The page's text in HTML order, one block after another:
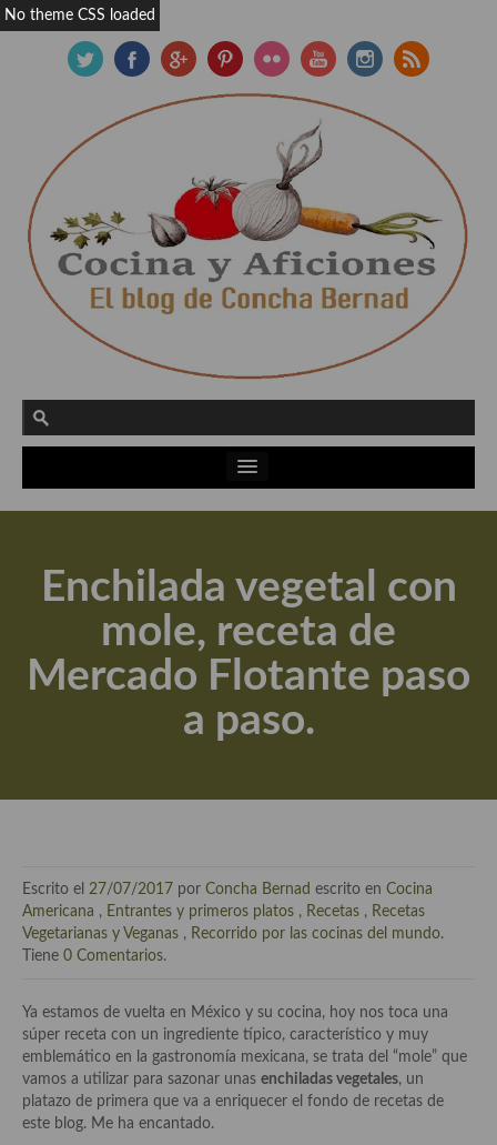
Actualidad y recomendaciones
Apuntes, estudios sobre temas interesantes e importantes
Aceite de Oliva Virgen Extra (AOVE)
Recetas maridadas con los mejores AOVES
Flores en la cocina recetas
En la mesa: menaje, vajilla, técnicas de emplatado, decoración
Especias, hierbas, condimentos, espesantes y aditivos
historias culinarias y otras cosas
Origen y evolución de la comida
Protocolo y buenas maneras.
Enchilada vegetal con
mole, receta de
Mercado Flotante paso
a paso.
Escrito el 27/07/2017 por Concha Bernad escrito en Cocina
Americana , Entrantes y primeros platos , Recetas , Recetas
Vegetarianas y Veganas , Recorrido por las cocinas del mundo.
Tiene 0 Comentarios.
Ya estamos de vuelta en México y su cocina, hoy nos toca una
súper receta con un ingrediente típico, característico y muy
emblemático en la gastronomía mexicana, se trata del “mole” que
vamos a utilizar para sazonar unas enchiladas vegetales, un
platazo de primera que va a enriquecer el fondo de recetas de
este blog. Me ha encantado.
No theme CSS loaded